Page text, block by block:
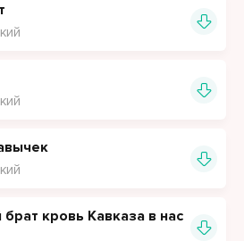
кровь Кавказа в нас